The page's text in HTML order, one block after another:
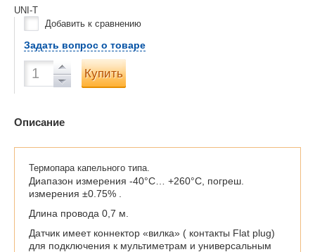
UNI-T
Добавить к сравнению
Задать вопрос о товаре
Купить
Описание
Термопара капельного типа.
Диапазон измерения -40°C… +260°C, погреш.
измерения ±0.75% .
Длина провода 0,7 м.
Датчик имеет коннектор «вилка» ( контакты Flat plug)
для подключения к мультиметрам и универсальным